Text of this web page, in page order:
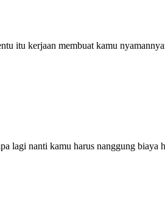
itu kerjaan membuat kamu
lagi nanti kamu harus nanggung biaya